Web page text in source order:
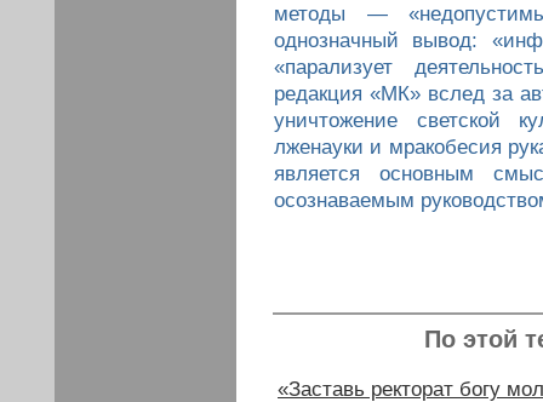
методы —
однозначный вывод:
«парализует
редакция «МК» вслед за
уничтожение светской
лженауки и мракобесия
является основным
осознаваемым
По этой
«Заставь ректорат богу